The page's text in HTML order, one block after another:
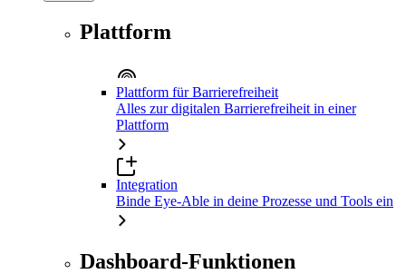
Plattform
Plattform für Barrierefreiheit
Alles zur digitalen Barrierefreiheit in einer
Plattform
Integration
Binde Eye-Able in deine Prozesse und Tools ein
Dashboard-Funktionen